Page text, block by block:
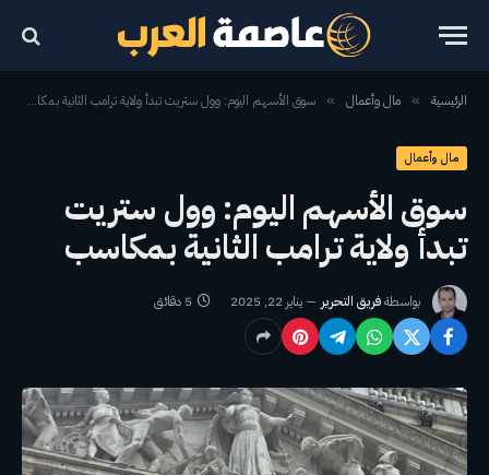
الرئيسية » مال وأعمال » سوق الأسهم اليوم: وول ستريت تبدأ ولاية ترامب الثانية بمكاسب
مال وأعمال
سوق الأسهم اليوم: وول ستريت
تبدأ ولاية ترامب الثانية بمكاسب
بواسطةفريق التحرير يناير 22, 2025 5 دقائق